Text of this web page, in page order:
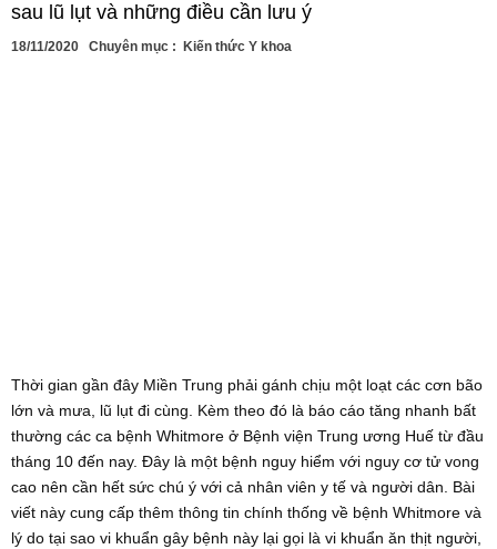
sau lũ lụt và những điều cần lưu ý
18/11/2020 Chuyên mục : Kiến thức Y khoa
Thời gian gần đây Miền Trung phải gánh chịu một loạt các cơn bão
lớn và mưa, lũ lụt đi cùng. Kèm theo đó là báo cáo tăng nhanh bất
thường các ca bệnh Whitmore ở Bệnh viện Trung ương Huế từ đầu
tháng 10 đến nay. Đây là một bệnh nguy hiểm với nguy cơ tử vong
cao nên cần hết sức chú ý với cả nhân viên y tế và người dân. Bài
viết này cung cấp thêm thông tin chính thống về bệnh Whitmore và
lý do tại sao vi khuẩn gây bệnh này lại gọi là vi khuẩn ăn thịt người,